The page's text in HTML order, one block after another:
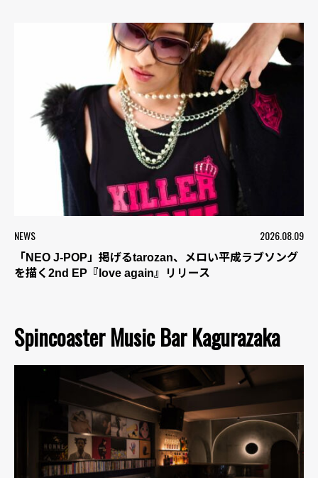
NEWS 2026.08.09
「NEO J-POP」掲げるtarozan、メロい平成ラブソング
を描く2nd EP『love again』リリース
Spincoaster Music Bar Kagurazaka